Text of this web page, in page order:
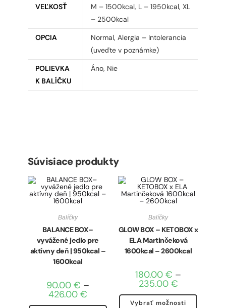
VEĽKOSŤ
M – 1500kcal, L – 1950kcal, XL
– 2500kcal
OPCIA
Normal, Alergia – Intolerancia
(uveďte v poznámke)
POLIEVKA
K BALÍČKU
Áno, Nie
Súvisiace produkty
Balíčky
BALANCE BOX–
vyvážené jedlo pre
aktívny deň | 950kcal –
1600kcal
90.00 € –
426.00 €
Balíčky
GLOW BOX – KETOBOX x
ELA Martinčeková
1600kcal – 2600kcal
180.00€ –
235.00 €
Vybrať možnosti